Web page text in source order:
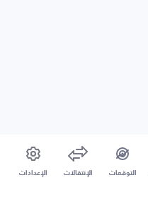
التوقعات الإنتقالات الإعدادات